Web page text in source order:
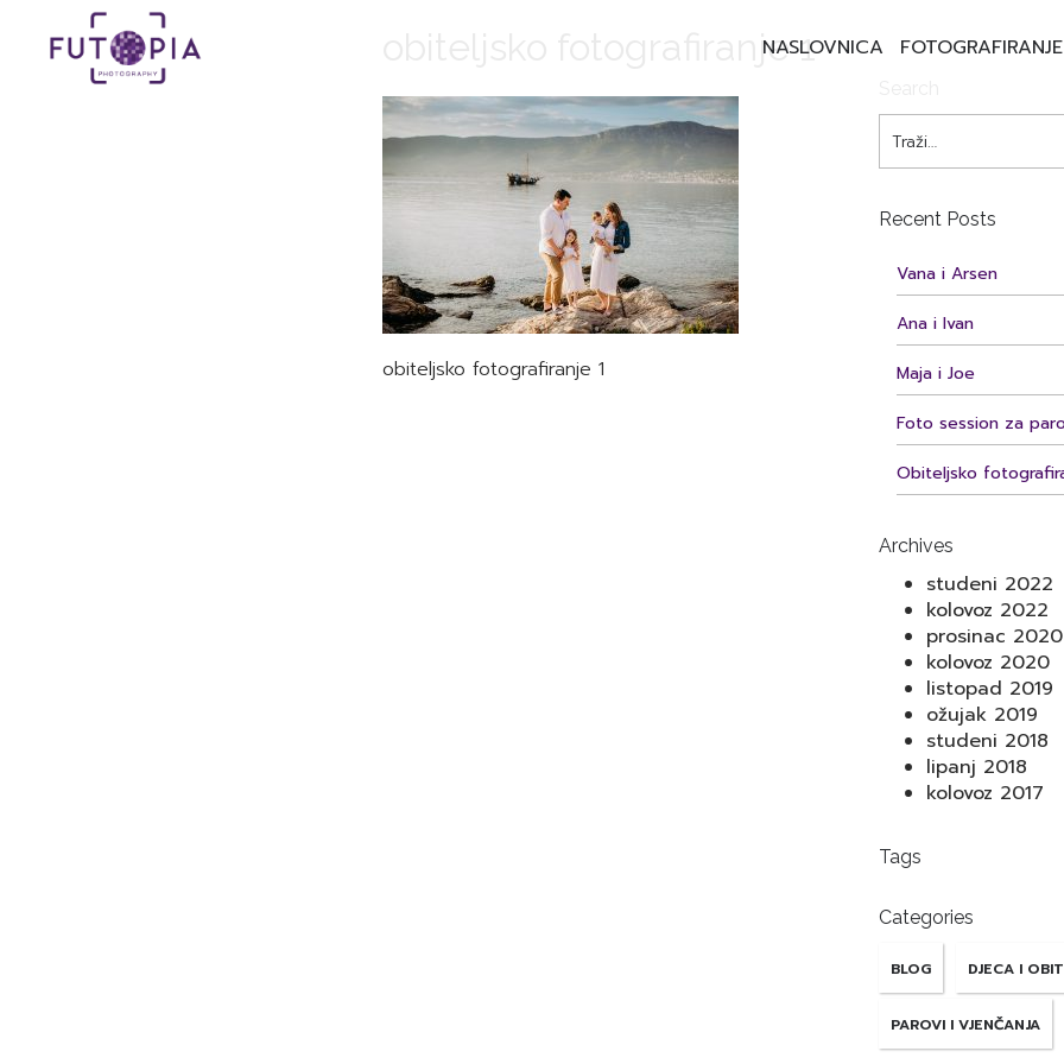
NASLOVNICA FOTOGRAFIRANJE
obiteljsko fotografiranje 1
obiteljsko fotografiranje 1
Recent Posts
Vana i Arsen
Ana i Ivan
Maja i Joe
Foto session za
Obiteljsko
Archives
studeni 2022
kolovoz 2022
prosinac 2020
kolovoz 2020
listopad 2019
ožujak 2019
studeni 2018
lipanj 2018
kolovoz 2017
Tags
Categories
BLOG DJECA I
PAROVI I VJENČANJA